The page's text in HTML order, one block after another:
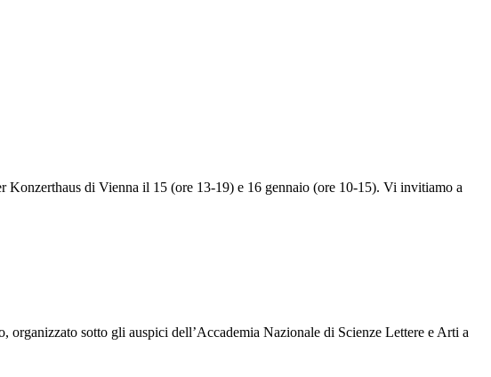
di Vienna il 15 (ore 13-19) e 16 gennaio (ore 10-15). Vi invitiamo a
sotto gli auspici dell’Accademia Nazionale di Scienze Lettere e Arti a